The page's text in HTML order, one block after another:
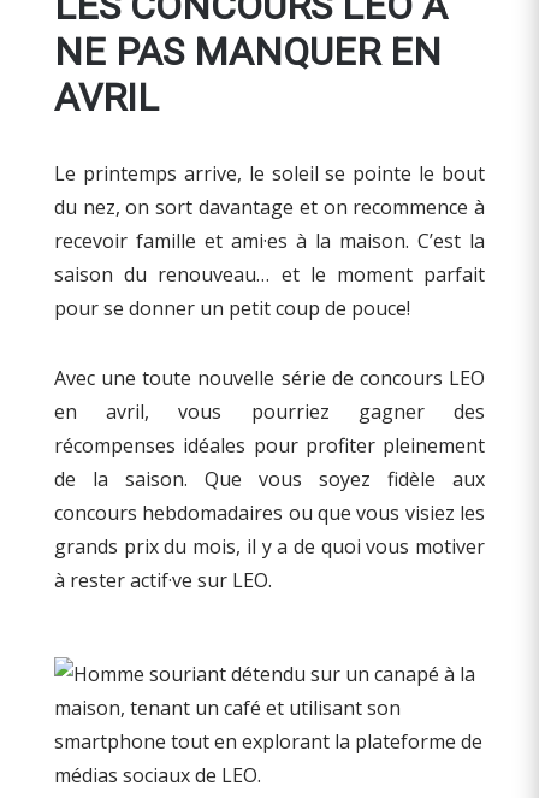
NE PAS MANQUER EN
AVRIL
Le printemps arrive, le soleil se pointe le bout
du nez, on sort davantage et on recommence à
recevoir famille et ami·es à la maison. C’est la
saison du renouveau… et le moment parfait
pour se donner un petit coup de pouce!
Avec une toute nouvelle série de concours LEO
en avril, vous pourriez gagner des
récompenses idéales pour profiter pleinement
de la saison. Que vous soyez fidèle aux
concours hebdomadaires ou que vous visiez les
grands prix du mois, il y a de quoi vous motiver
à rester actif·ve sur LEO.